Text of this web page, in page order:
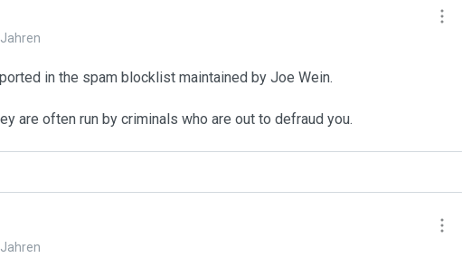
in the spam blocklist maintained by Joe Wein.
are often run by criminals who are out to defraud you.